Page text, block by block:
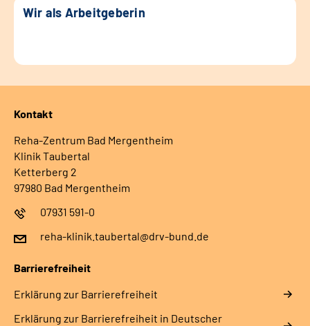
Wir als Arbeitgeberin
Kontakt
Reha-Zentrum Bad Mergentheim
Klinik Taubertal
Ketterberg 2
97980 Bad Mergentheim
07931 591-0
reha-klinik.taubertal@drv-bund.de
Barrierefreiheit
Erklärung zur Barrierefreiheit
Erklärung zur Barrierefreiheit in Deutscher